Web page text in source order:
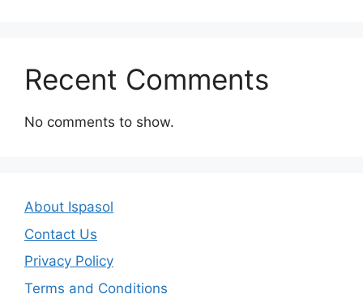
Recent Comments
No comments to show.
About Ispasol
Contact Us
Privacy Policy
Terms and Conditions